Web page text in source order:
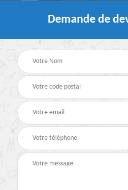
Demande de